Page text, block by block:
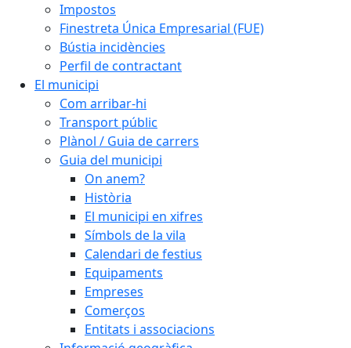
Impostos
Finestreta Única Empresarial (FUE)
Bústia incidències
Perfil de contractant
El municipi
Com arribar-hi
Transport públic
Plànol / Guia de carrers
Guia del municipi
On anem?
Història
El municipi en xifres
Símbols de la vila
Calendari de festius
Equipaments
Empreses
Comerços
Entitats i associacions